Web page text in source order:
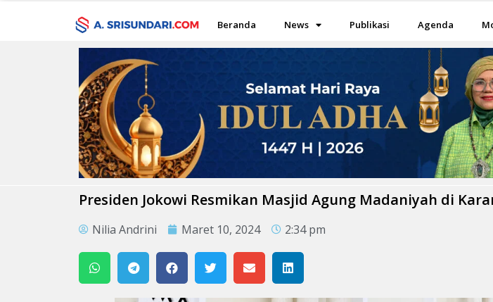
Beranda News Publikasi Agenda
Presiden Jokowi Resmikan Masjid Agung Madaniyah di
Nilia Andrini Maret 10, 2024 2:34 pm